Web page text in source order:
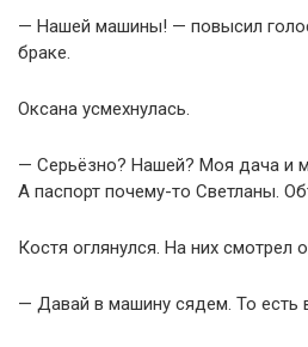
— Нашей машины! — повысил
браке.
Оксана усмехнулась.
— Серьёзно? Нашей? Моя дача и
А паспорт почему-то Светланы.
Костя оглянулся. На них смотрел
— Давай в машину сядем. То есть